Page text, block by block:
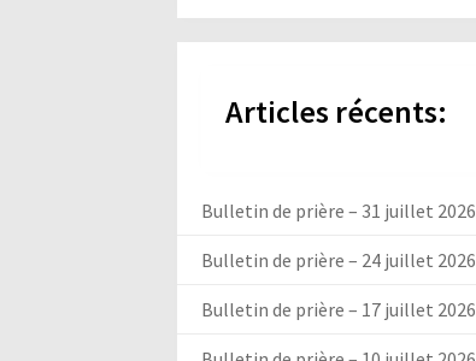
Articles récents:
Bulletin de prière – 31 juillet 2026
Bulletin de prière – 24 juillet 2026
Bulletin de prière – 17 juillet 2026